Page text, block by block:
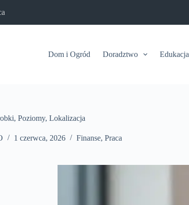
Dom i Ogród Doradztwo Edukacja
Poziomy, Lokalizacja
1 czerwca, 2026 Finanse, Praca